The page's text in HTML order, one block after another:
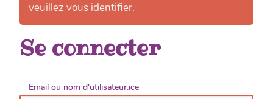
veuillez vous identifier.
Se connecter
Email ou nom d'utilisateur.ice